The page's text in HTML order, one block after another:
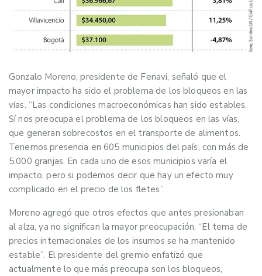
Gonzalo Moreno, presidente de Fenavi, señaló que el
mayor impacto ha sido el problema de los bloqueos en las
vías. “Las condiciones macroeconómicas han sido estables.
Sí nos preocupa el problema de los bloqueos en las vías,
que generan sobrecostos en el transporte de alimentos.
Tenemos presencia en 605 municipios del país, con más de
5.000 granjas. En cada uno de esos municipios varía el
impacto, pero si podemos decir que hay un efecto muy
complicado en el precio de los fletes”.
Moreno agregó que otros efectos que antes presionaban
al alza, ya no significan la mayor preocupación. “El tema de
precios internacionales de los insumos se ha mantenido
estable”. El presidente del gremio enfatizó que
actualmente lo que más preocupa son los bloqueos,